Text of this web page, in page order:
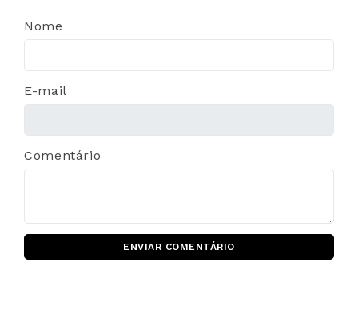
Nome
E-mail
Comentário
ENVIAR COMENTÁRIO